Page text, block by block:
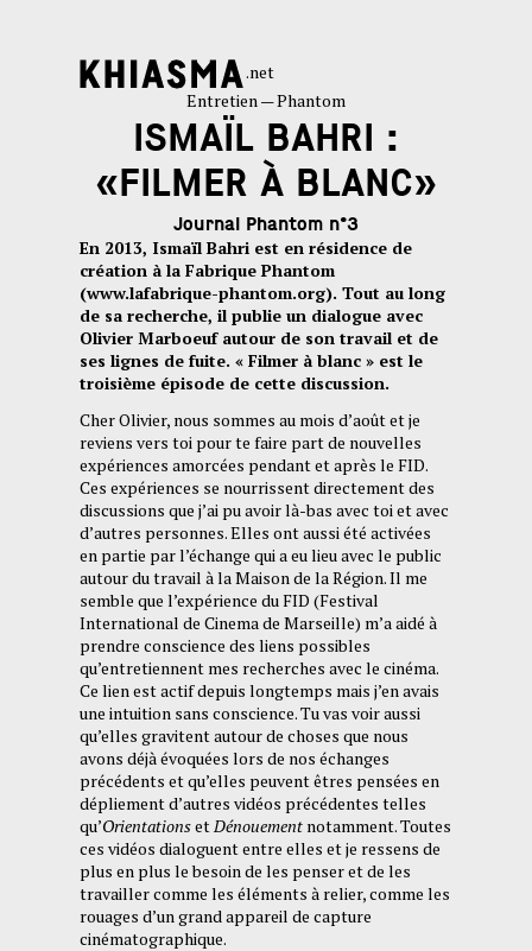
.net
Entretien — Phantom
ISMAÏL BAHRI :
«FILMER À BLANC»
Journal Phantom n°3
En 2013, Ismaïl Bahri est en résidence de
création à la Fabrique Phantom
(www.lafabrique-phantom.org). Tout au long
de sa recherche, il publie un dialogue avec
Olivier Marboeuf autour de son travail et de
ses lignes de fuite. « Filmer à blanc » est le
troisième épisode de cette discussion.
Cher Olivier, nous sommes au mois d’août et je
reviens vers toi pour te faire part de nouvelles
expériences amorcées pendant et après le FID.
Ces expériences se nourrissent directement des
discussions que j’ai pu avoir là-bas avec toi et avec
d’autres personnes. Elles ont aussi été activées
en partie par l’échange qui a eu lieu avec le public
autour du travail à la Maison de la Région. Il me
semble que l’expérience du FID (Festival
International de Cinema de Marseille) m’a aidé à
prendre conscience des liens possibles
qu’entretiennent mes recherches avec le cinéma.
Ce lien est actif depuis longtemps mais j’en avais
une intuition sans conscience. Tu vas voir aussi
qu’elles gravitent autour de choses que nous
avons déjà évoquées lors de nos échanges
précédents et qu’elles peuvent êtres pensées en
dépliement d’autres vidéos précédentes telles
qu’OrientationsetDénouement notamment. Toutes
ces vidéos dialoguent entre elles et je ressens de
plus en plus le besoin de les penser et de les
travailler comme les éléments à relier, comme les
rouages d’un grand appareil de capture
cinématographique.